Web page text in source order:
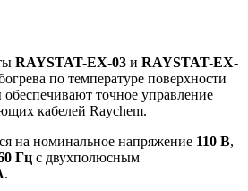
RAYSTAT-EX-03 и RAYSTAT-EX-
по температуре поверхности
точное управление
кабелей Raychem.
на номинальное напряжение 110 В,
Гц с двухполюсным
.